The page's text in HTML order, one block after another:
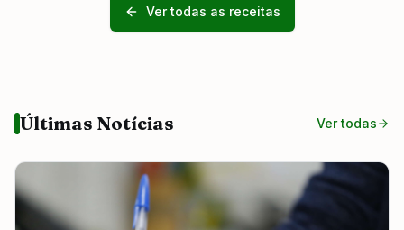
Ver todas as receitas
Últimas Notícias Ver todas